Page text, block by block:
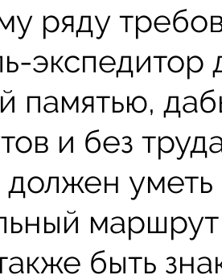
ряду
экспедитор
памятью,
и без
должен
быть